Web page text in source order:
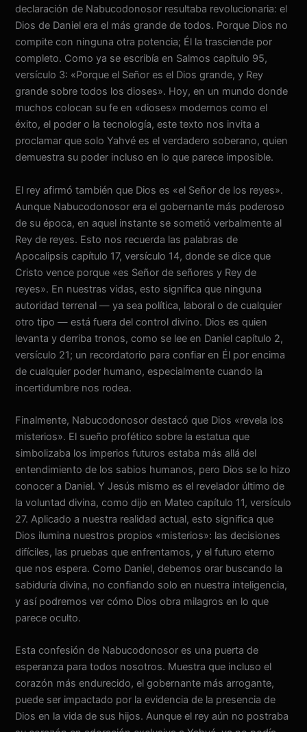
declaración de Nabucodonosor resultaba revolucionaria: el
Dios de Daniel era el más grande de todos. Porque Dios no
compite con ninguna otra potencia; Él la trasciende por
completo. Como ya se escribía en Salmos capítulo 95,
versículo 3: «Porque el Señor es el Dios grande, y Rey
grande sobre todos los dioses». Hoy, en un mundo donde
muchos colocan su fe en «dioses» modernos como el
éxito, el poder o la tecnología, este texto nos invita a
proclamar que solo Yahvé es el verdadero soberano, quien
demuestra su poder incluso en lo que parece imposible.
El rey afirmó también que Dios es «el Señor de los reyes».
Aunque Nabucodonosor era el gobernante más poderoso
de su época, en aquel instante se sometió verbalmente al
Rey de reyes. Esto nos recuerda las palabras de
Apocalipsis capítulo 17, versículo 14, donde se dice que
Cristo vence porque «es Señor de señores y Rey de
reyes». En nuestras vidas, esto significa que ninguna
autoridad terrenal — ya sea política, laboral o de cualquier
otro tipo — está fuera del control divino. Dios es quien
levanta y derriba tronos, como se lee en Daniel capítulo 2,
versículo 21; un recordatorio para confiar en Él por encima
de cualquier poder humano, especialmente cuando la
incertidumbre nos rodea.
Finalmente, Nabucodonosor destacó que Dios «revela los
misterios». El sueño profético sobre la estatua que
simbolizaba los imperios futuros estaba más allá del
entendimiento de los sabios humanos, pero Dios se lo hizo
conocer a Daniel. Y Jesús mismo es el revelador último de
la voluntad divina, como dijo en Mateo capítulo 11, versículo
27. Aplicado a nuestra realidad actual, esto significa que
Dios ilumina nuestros propios «misterios»: las decisiones
difíciles, las pruebas que enfrentamos, y el futuro eterno
que nos espera. Como Daniel, debemos orar buscando la
sabiduría divina, no confiando solo en nuestra inteligencia,
y así podremos ver cómo Dios obra milagros en lo que
parece oculto.
Esta confesión de Nabucodonosor es una puerta de
esperanza para todos nosotros. Muestra que incluso el
corazón más endurecido, el gobernante más arrogante,
puede ser impactado por la evidencia de la presencia de
Dios en la vida de sus hijos. Aunque el rey aún no postraba